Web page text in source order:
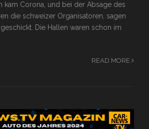
kam Corona, und bei der Absage des
die schweizer Organisatoren, sagen
Die Hallen waren schon im
READ MORE